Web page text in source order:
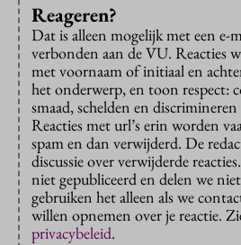
Reageren?
Dat is alleen mogelijk met een e-
verbonden aan de VU. Reacties
met voornaam of initiaal en
het onderwerp, en toon respect:
smaad, schelden en
Reacties met url’s erin worden
spam en dan verwijderd. De
discussie over verwijderde
niet gepubliceerd en delen we
gebruiken het alleen als we
willen opnemen over je reactie.
privacybeleid.